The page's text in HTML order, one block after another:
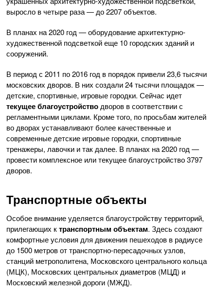
выросло в четыре раза — до 2207 объектов.
В планах на 2020 год — оборудование архитектурно-
художественной подсветкой еще 10 городских зданий и
сооружений.
В период с 2011 по 2016 год в порядок привели 23,6 тысячи
московских дворов. В них создали 24 тысячи площадок —
детские, спортивные, игровые городки. Сейчас идет
текущее благоустройство дворов в соответствии с
регламентными циклами. Кроме того, по просьбам жителей
во дворах устанавливают более качественные и
современные детские игровые городки, спортивные
тренажеры, лавочки и так далее. В планах на 2020 год —
провести комплексное или текущее благоустройство 3797
дворов.
Транспортные объекты
Особое внимание уделяется благоустройству территорий,
прилегающих ктранспортным объектам. Здесь создают
комфортные условия для движения пешеходов в радиусе
до 1500 метров от транспортно-пересадочных узлов,
станций метрополитена, Московского центрального кольца
(МЦК), Московских центральных диаметров (МЦД) и
Московский железной дороги (МЖД).